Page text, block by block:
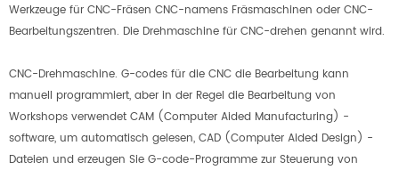
Werkzeuge für CNC-Fräsen CNC-namens Fräsmaschinen oder CNC-
Bearbeitungszentren. Die Drehmaschine für CNC-drehen genannt wird.
CNC-Drehmaschine. G-codes für die CNC die Bearbeitung kann
manuell programmiert, aber in der Regel die Bearbeitung von
Workshops verwendet CAM (Computer Aided Manufacturing) -
software, um automatisch gelesen, CAD (Computer Aided Design) -
Dateien und erzeugen Sie G-code-Programme zur Steuerung von